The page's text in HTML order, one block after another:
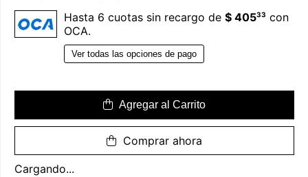
Hasta 6 cuotas sin recargo de $ 40533 con
OCA.
Ver todas las opciones de pago
Agregar al Carrito
Comprar ahora
Cargando...